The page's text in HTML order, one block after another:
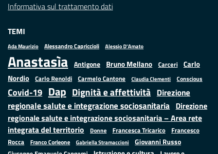
Informativa sul trattamento dati
TEMI
Ada Maurizio Alessandro Capriccioli Alessio D'Amato
Anastasìa Antigone Bruno Mellano Carceri
Carlo
Nordio Carlo Renoldi Carmelo Cantone Claudia Clementi Conscious
Covid-19 Dap Dignità e affettività Direzione
regionale salute e integrazione sociosanitaria Direzione
regionale salute e integrazione sociosanitaria – Area rete
integrata del territorio
Donne Francesca Tricarico
Francesco
Rocca
Franco Corleone Gabriella Stramaccioni Giovanni Russo